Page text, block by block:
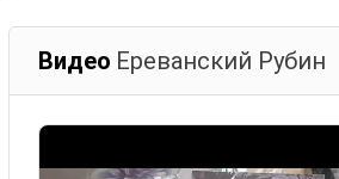
Видео Ереванский Рубин